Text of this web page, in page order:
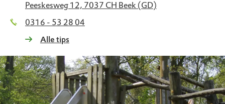
Peeskesweg 12, 7037 CH Beek (GD)
0316 - 53 28 04
Alle tips